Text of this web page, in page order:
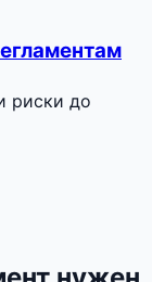
риски до